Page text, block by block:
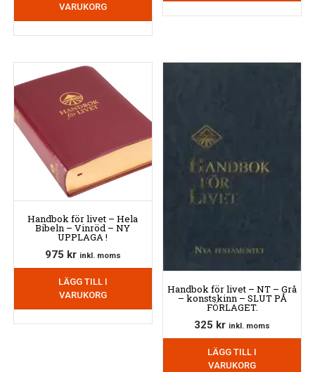
VARUKORG
Handbok för livet – Hela
Bibeln – Vinröd – NY
UPPLAGA !
975 kr inkl. moms
LÄGG TILL I
VARUKORG
Handbok för livet – NT – Grå
– konstskinn – SLUT PÅ
FÖRLAGET.
325 kr inkl. moms
LÄGG TILL I
VARUKORG